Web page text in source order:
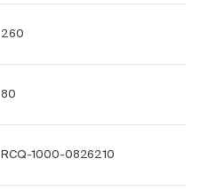
260
80
RCQ-1000-0826210